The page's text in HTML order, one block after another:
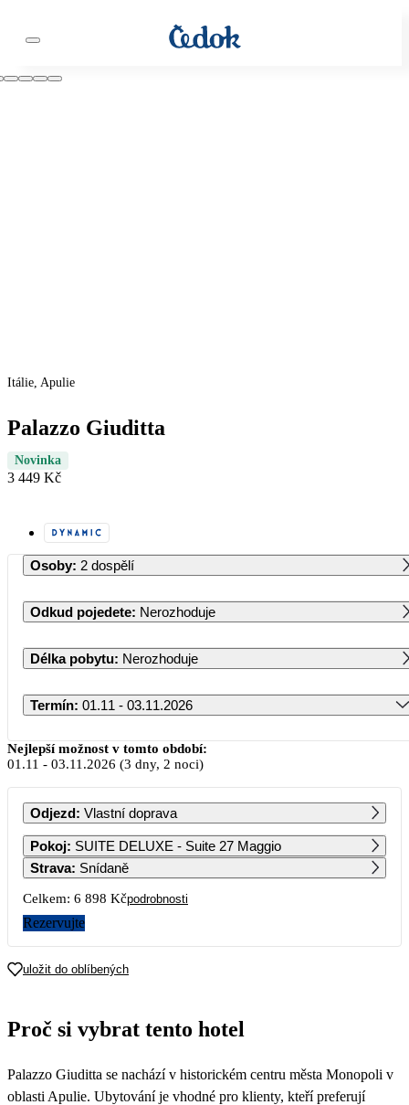
Itálie, Apulie
Palazzo Giuditta
Novinka
3 449 Kč
Osoby: 2 dospělí
Odkud pojedete: Nerozhoduje
Délka pobytu: Nerozhoduje
Termín: 01.11 - 03.11.2026
Listopad 2026
PO ÚT ST ČT PÁ SO NE
1
2
3 449
3
3 449
4
3 449
5 6 7 8
3 449 3 449 3 449 3 739 3 739 3 449 3 449
16 17
23
3 449
24 25 26
30
3 449
Nejlepší možnost v tomto období:
01.11 - 03.11.2026 (3 dny, 2 noci)
Odjezd: Vlastní doprava
Pokoj: SUITE DELUXE - Suite 27 Maggio
Strava: Snídaně
Celkem: 6 898 Kčpodrobnosti
Rezervujte
uložit do oblíbených
Proč si vybrat tento hotel
Palazzo Giuditta se nachází v historickém centru města Monopoli v
oblasti Apulie. Ubytování je vhodné pro klienty, kteří preferují